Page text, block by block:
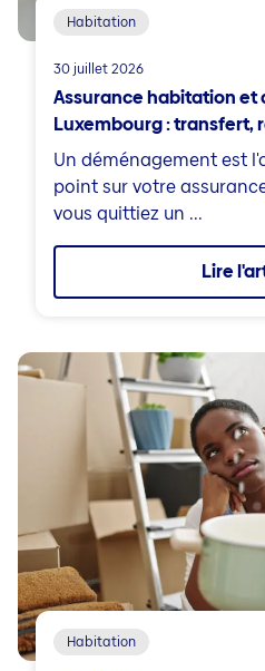
Habitation
30 juillet 2026
Assurance habitation
Luxembourg : transfert,
Un déménagement est
point sur votre
vous quittiez un ...
Lire
Habitation